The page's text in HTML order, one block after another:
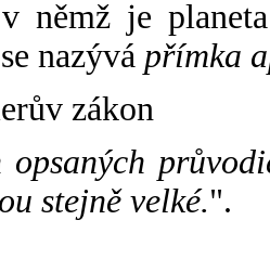
němž je
nazývá přímka
zákon
opsaných
stejně velké.".